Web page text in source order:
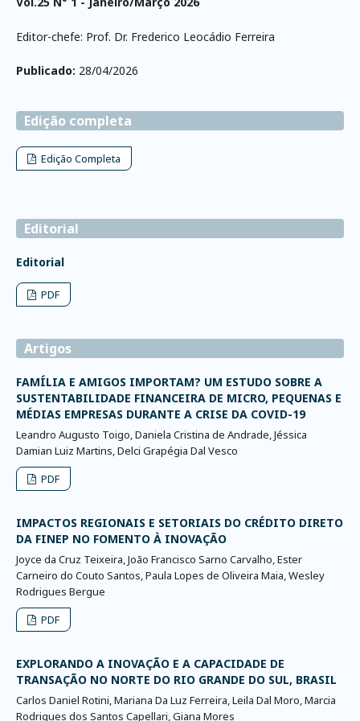
Editor-chefe: Prof. Dr. Frederico Leocádio Ferreira
Publicado: 28/04/2026
Edição completa
Edição Completa
Editorial
Editorial
PDF
Artigos
FAMÍLIA E AMIGOS IMPORTAM? UM ESTUDO SOBRE A
SUSTENTABILIDADE FINANCEIRA DE MICRO, PEQUENAS E
MÉDIAS EMPRESAS DURANTE A CRISE DA COVID-19
Leandro Augusto Toigo, Daniela Cristina de Andrade, Jéssica
Damian Luiz Martins, Delci Grapégia Dal Vesco
PDF
IMPACTOS REGIONAIS E SETORIAIS DO CRÉDITO DIRETO
DA FINEP NO FOMENTO À INOVAÇÃO
Joyce da Cruz Teixeira, João Francisco Sarno Carvalho, Ester
Carneiro do Couto Santos, Paula Lopes de Oliveira Maia, Wesley
Rodrigues Bergue
PDF
EXPLORANDO A INOVAÇÃO E A CAPACIDADE DE
TRANSAÇÃO NO NORTE DO RIO GRANDE DO SUL, BRASIL
Carlos Daniel Rotini, Mariana Da Luz Ferreira, Leila Dal Moro, Marcia
Rodrigues dos Santos Capellari, Giana Mores